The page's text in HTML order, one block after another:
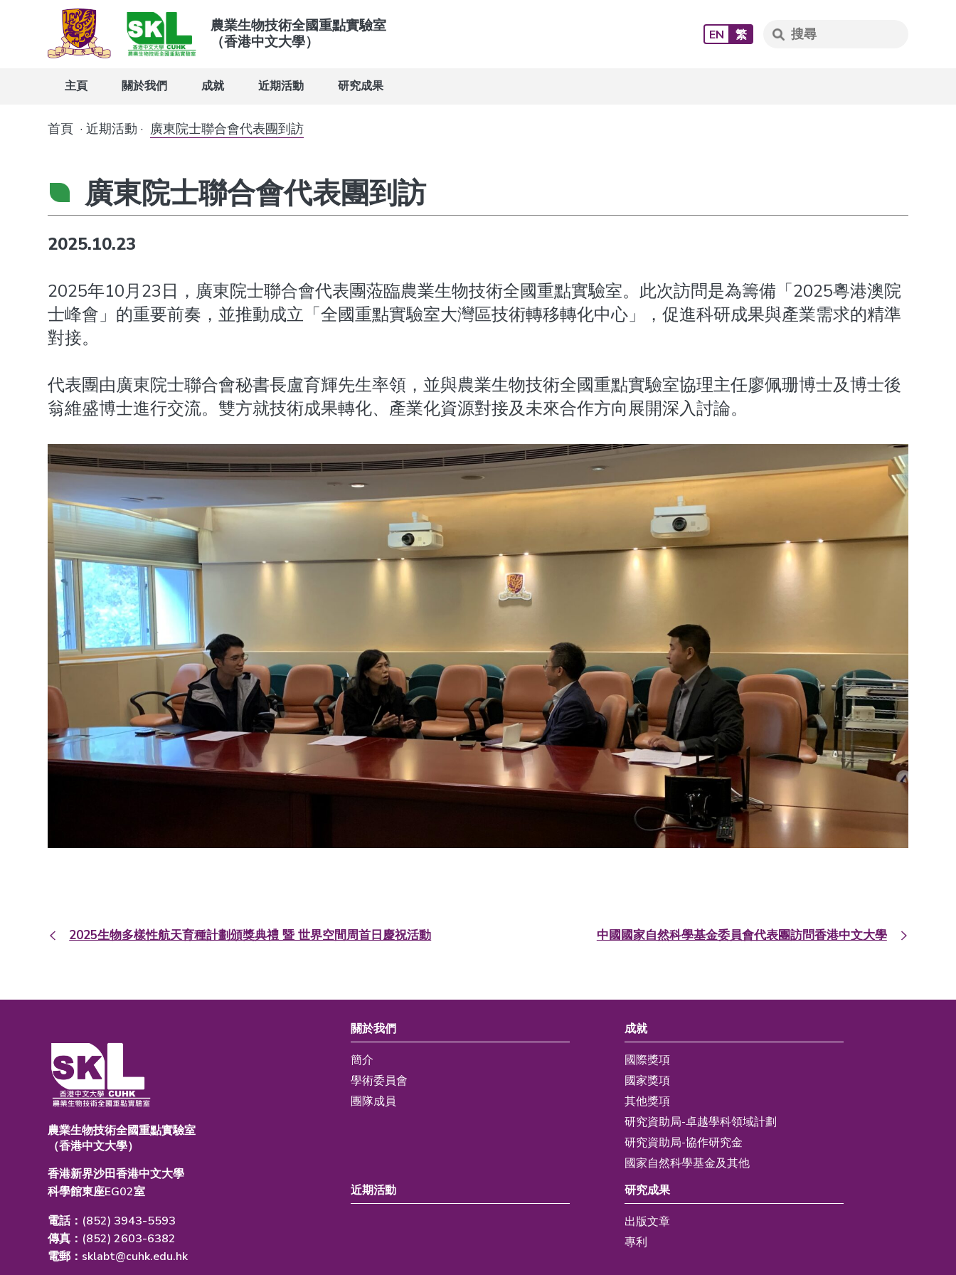
農業生物技術全國重點實驗室
（香港中文大學）
EN 繁
主頁 關於我們 成就 近期活動 研究成果
首頁 ·近期活動 · 廣東院士聯合會代表團到訪
廣東院士聯合會代表團到訪
2025.10.23
2025年10月23日，廣東院士聯合會代表團蒞臨農業生物技術全國重點實驗室。此次訪問是為籌備「2025粵港澳院
士峰會」的重要前奏，並推動成立「全國重點實驗室大灣區技術轉移轉化中心」，促進科研成果與產業需求的精準
對接。
代表團由廣東院士聯合會秘書長盧育輝先生率領，並與農業生物技術全國重點實驗室協理主任廖佩珊博士及博士後
翁維盛博士進行交流。雙方就技術成果轉化、產業化資源對接及未來合作方向展開深入討論。
2025生物多樣性航天育種計劃頒獎典禮 暨 世界空間周首日慶祝活動 中國國家自然科學基金委員會代表團訪問香港中文大學
農業生物技術全國重點實驗室
（香港中文大學）
香港新界沙田香港中文大學
科學館東座EG02室
電話：(852) 3943-5593
傳真：(852) 2603-6382
電郵： sklabt@cuhk.edu.hk
關於我們
簡介
學術委員會
團隊成員
成就
國際獎項
國家獎項
其他獎項
研究資助局-卓越學科領域計劃
研究資助局-協作研究金
國家自然科學基金及其他
近期活動
研究成果
出版文章
專利